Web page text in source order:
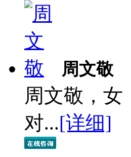
周文敬
周文敬，女
对...[详细]